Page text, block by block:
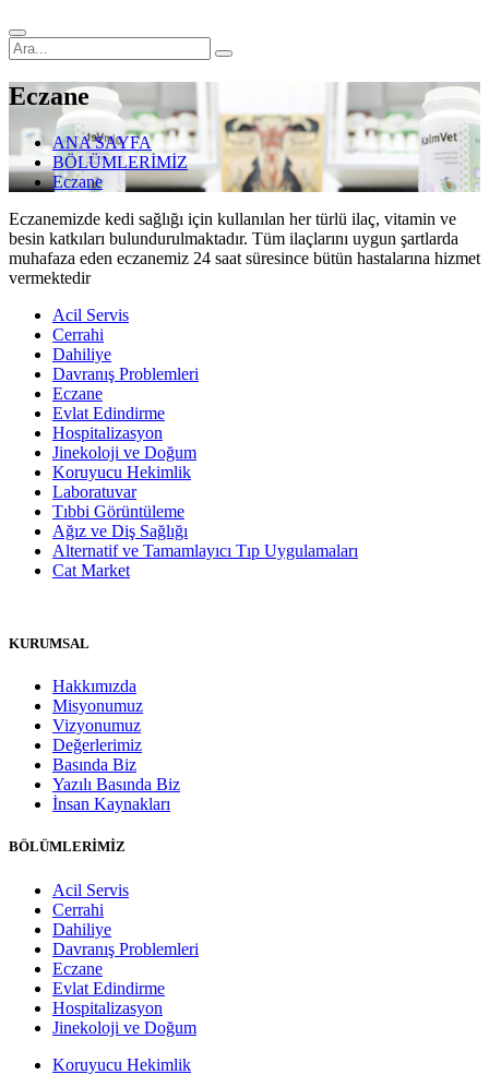
Eczane
ANA SAYFA
BÖLÜMLERİMİZ
Eczane
Eczanemizde kedi sağlığı için kullanılan her türlü ilaç, vitamin ve
besin katkıları bulundurulmaktadır. Tüm ilaçlarını uygun şartlarda
muhafaza eden eczanemiz 24 saat süresince bütün hastalarına hizmet
vermektedir
Acil Servis
Cerrahi
Dahiliye
Davranış Problemleri
Eczane
Evlat Edindirme
Hospitalizasyon
Jinekoloji ve Doğum
Koruyucu Hekimlik
Laboratuvar
Tıbbi Görüntüleme
Ağız ve Diş Sağlığı
Alternatif ve Tamamlayıcı Tıp Uygulamaları
Cat Market
KURUMSAL
Hakkımızda
Misyonumuz
Vizyonumuz
Değerlerimiz
Basında Biz
Yazılı Basında Biz
İnsan Kaynakları
BÖLÜMLERİMİZ
Acil Servis
Cerrahi
Dahiliye
Davranış Problemleri
Eczane
Evlat Edindirme
Hospitalizasyon
Jinekoloji ve Doğum
Koruyucu Hekimlik